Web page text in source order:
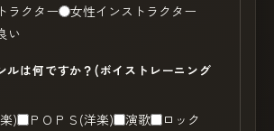
ラクター
女性インストラクター
い
ルは何ですか？(ボイストレーニング
) ＰＯＰＳ(洋楽) 演歌
ロック